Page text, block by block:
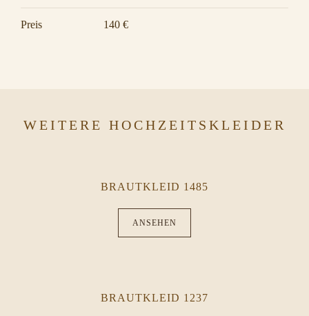
Preis 140 €
WEITERE HOCHZEITSKLEIDER
BRAUTKLEID 1485
ANSEHEN
BRAUTKLEID 1237